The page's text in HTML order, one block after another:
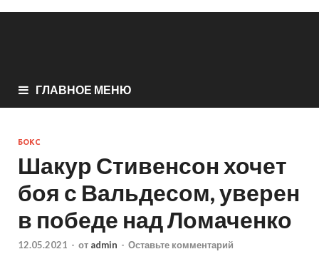
ГЛАВНОЕ МЕНЮ
БОКС
Шакур Стивенсон хочет
боя с Вальдесом, уверен
в победе над Ломаченко
12.05.2021 - от admin - Оставьте комментарий